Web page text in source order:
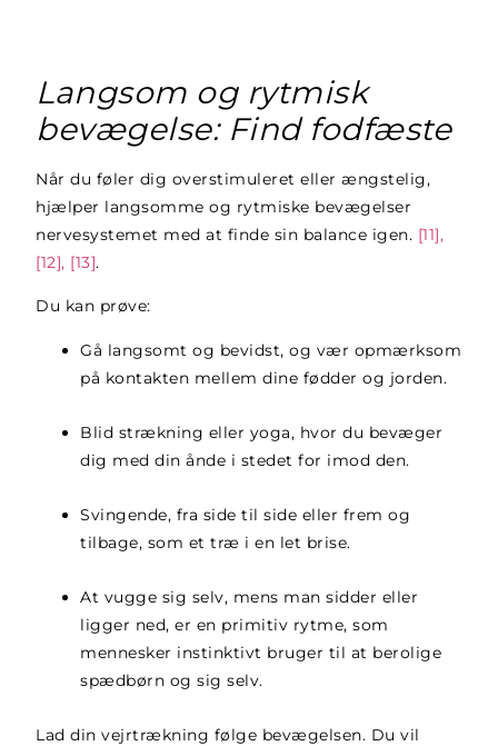
Langsom og rytmisk
bevægelse: Find fodfæste
Når du føler dig overstimuleret eller ængstelig,
hjælper langsomme og rytmiske bevægelser
nervesystemet med at finde sin balance igen. [11],
[12], [13].
Du kan prøve:
Gå langsomt og bevidst, og vær opmærksom
på kontakten mellem dine fødder og jorden.
Blid strækning eller yoga, hvor du bevæger
dig med din ånde i stedet for imod den.
Svingende, fra side til side eller frem og
tilbage, som et træ i en let brise.
At vugge sig selv, mens man sidder eller
ligger ned, er en primitiv rytme, som
mennesker instinktivt bruger til at berolige
spædbørn og sig selv.
Lad din vejrtrækning følge bevægelsen. Du vil